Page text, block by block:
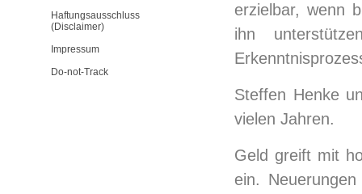
erzielbar, wenn
ihn
Steffen Henke
vielen Jahren.
Geld greift mit
ein.
Haftungsausschluss
(Disclaimer)
Impressum
Do-not-Track